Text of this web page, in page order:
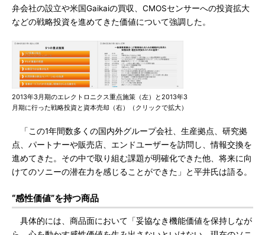
弁会社の設立や米国Gaikaiの買収、CMOSセンサーへの投資拡大
などの戦略投資を進めてきた価値について強調した。
2013年3月期のエレクトロニクス重点施策（左）と2013年3
月期に行った戦略投資と資本売却（右）（クリックで拡大）
「この1年間数多くの国内外グループ会社、生産拠点、研究拠
点、パートナーや販売店、エンドユーザーを訪問し、情報交換を
進めてきた。その中で取り組む課題が明確化できた他、将来に向
けてのソニーの潜在力を感じることができた」と平井氏は語る。
“感性価値”を持つ商品
具体的には、商品面において「妥協なき機能価値を保持しなが